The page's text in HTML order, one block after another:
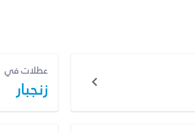
عطلات في
زنجبار